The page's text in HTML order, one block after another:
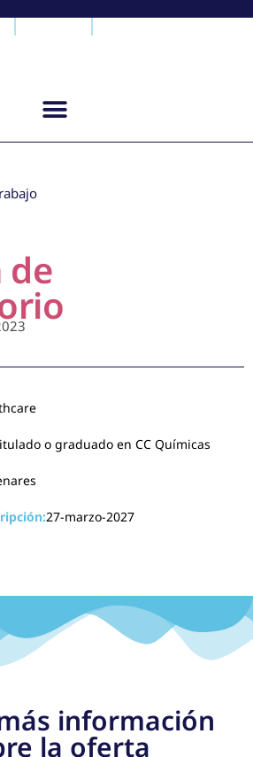
de
o graduado en CC Químicas
27-marzo-2027
información
la oferta